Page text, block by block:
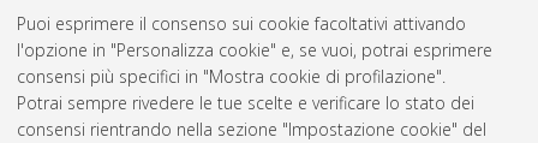
Puoi esprimere il consenso sui cookie facoltativi attivando
l'opzione in "Personalizza cookie" e, se vuoi, potrai esprimere
consensi più specifici in "Mostra cookie di profilazione".
Potrai sempre rivedere le tue scelte e verificare lo stato dei
consensi rientrando nella sezione "Impostazione cookie" del
Atom
Rss 1.0
Rss 2.0